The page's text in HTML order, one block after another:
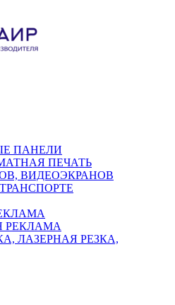
ПАНЕЛИ
ПЕЧАТЬ
ВИДЕОЭКРАНОВ
РЕКЛАМА
ЛАЗЕРНАЯ РЕЗКА,